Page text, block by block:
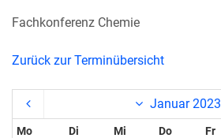
Fachkonferenz Chemie
Zurück zur Terminübersicht
Januar 2023
Mo Di Mi Do Fr